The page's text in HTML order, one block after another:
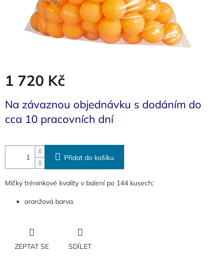
1 720 Kč
cena:
Na závaznou objednávku s dodáním do
cca 10 pracovních dní
Přidat do košíku
Míčky tréninkové kvality v balení po 144 kusech;
oranžová barva.
ZEPTAT SE SDÍLET